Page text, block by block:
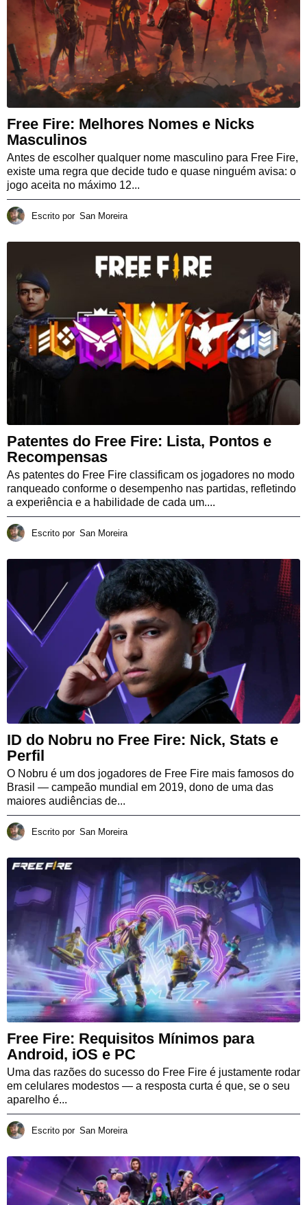
Free Fire: Melhores Nomes e Nicks
Masculinos
Antes de escolher qualquer nome masculino para Free Fire,
existe uma regra que decide tudo e quase ninguém avisa: o
jogo aceita no máximo 12...
Escrito por San Moreira
Patentes do Free Fire: Lista, Pontos e
Recompensas
As patentes do Free Fire classificam os jogadores no modo
ranqueado conforme o desempenho nas partidas, refletindo
a experiência e a habilidade de cada um....
Escrito por San Moreira
ID do Nobru no Free Fire: Nick, Stats e
Perfil
O Nobru é um dos jogadores de Free Fire mais famosos do
Brasil — campeão mundial em 2019, dono de uma das
maiores audiências de...
Escrito por San Moreira
Free Fire: Requisitos Mínimos para
Android, iOS e PC
Uma das razões do sucesso do Free Fire é justamente rodar
em celulares modestos — a resposta curta é que, se o seu
aparelho é...
Escrito por San Moreira